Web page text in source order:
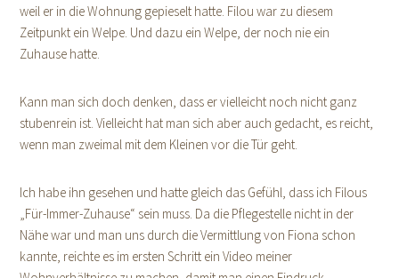
weil er in die Wohnung gepieselt hatte. Filou war zu diesem
Zeitpunkt ein Welpe. Und dazu ein Welpe, der noch nie ein
Zuhause hatte.
Kann man sich doch denken, dass er vielleicht noch nicht ganz
stubenrein ist. Vielleicht hat man sich aber auch gedacht, es reicht,
wenn man zweimal mit dem Kleinen vor die Tür geht.
Ich habe ihn gesehen und hatte gleich das Gefühl, dass ich Filous
„Für-Immer-Zuhause“ sein muss. Da die Pflegestelle nicht in der
Nähe war und man uns durch die Vermittlung von Fiona schon
kannte, reichte es im ersten Schritt ein Video meiner